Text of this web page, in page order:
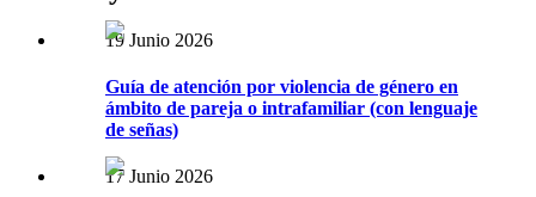
19 Junio 2026
Guía de atención por violencia de género en
ámbito de pareja o intrafamiliar (con lenguaje
de señas)
17 Junio 2026